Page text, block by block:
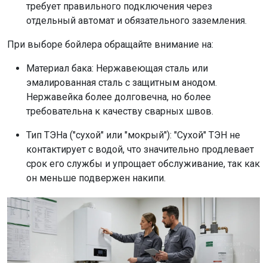
требует правильного подключения через
отдельный автомат и обязательного заземления.
При выборе бойлера обращайте внимание на:
Материал бака: Нержавеющая сталь или
эмалированная сталь с защитным анодом.
Нержавейка более долговечна, но более
требовательна к качеству сварных швов.
Тип ТЭНа ("сухой" или "мокрый"): "Сухой" ТЭН не
контактирует с водой, что значительно продлевает
срок его службы и упрощает обслуживание, так как
он меньше подвержен накипи.